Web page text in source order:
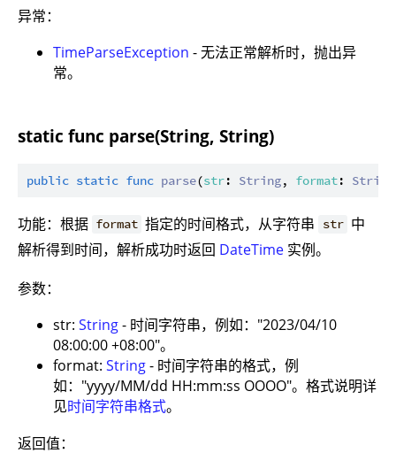
异常：
TimeParseException - 无法正常解析时，抛出异
常。
static func parse(String, String)
public static func parse(str: String, format: String
功能：根据 format 指定的时间格式，从字符串 str 中
解析得到时间，解析成功时返回 DateTime 实例。
参数：
str: String- 时间字符串，例如："2023/04/10
08:00:00 +08:00"。
format: String- 时间字符串的格式，例
如："yyyy/MM/dd HH:mm:ss OOOO"。格式说明详
见时间字符串格式。
返回值：